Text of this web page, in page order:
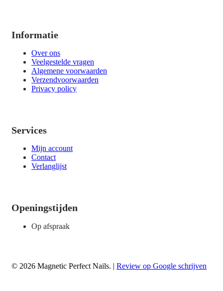
Informatie
Over ons
Veelgestelde vragen
Algemene voorwaarden
Verzendvoorwaarden
Privacy policy
Services
Mijn account
Contact
Verlanglijst
Openingstijden
Op afspraak
© 2026 Magnetic Perfect Nails. | Review op Google schrijven